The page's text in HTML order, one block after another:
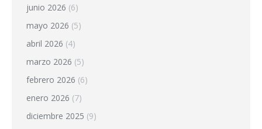
junio 2026 (6)
mayo 2026 (5)
abril 2026 (4)
marzo 2026 (5)
febrero 2026 (6)
enero 2026 (7)
diciembre 2025 (9)